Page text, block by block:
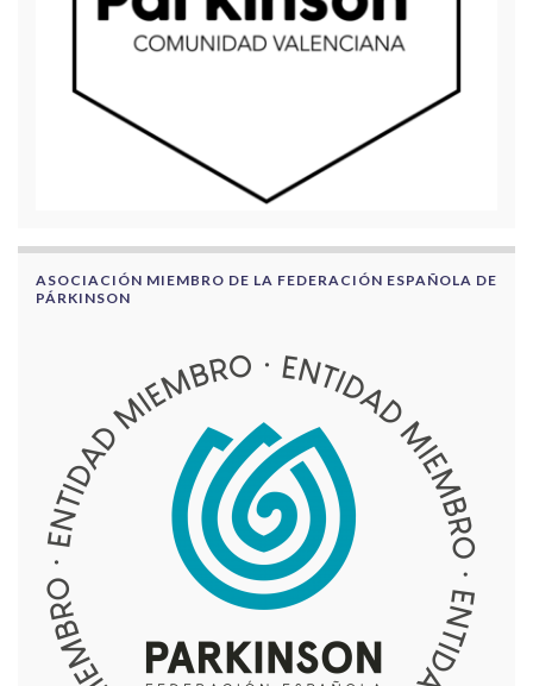
ASOCIACIÓN MIEMBRO DE LA FEDERACIÓN ESPAÑOLA DE
PÁRKINSON